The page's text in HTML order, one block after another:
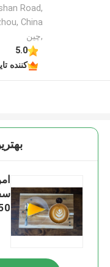
Road,
China
,چین
5.0
کننده